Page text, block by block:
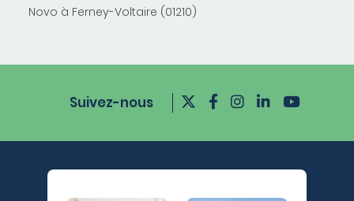
Novo à Ferney-Voltaire (01210)
Suivez-nous